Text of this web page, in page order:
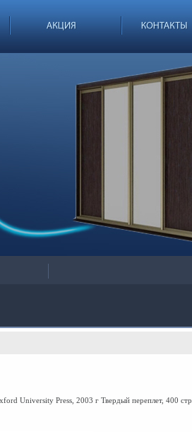
University Press, 2003 г Твердый переплет, 400 стр